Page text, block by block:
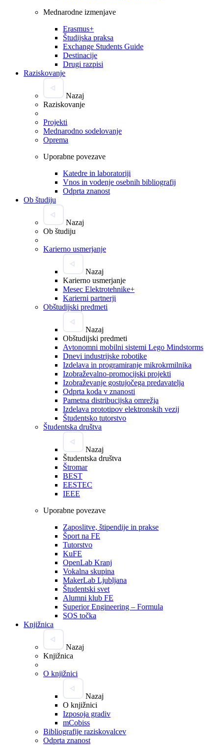
Mednarodne izmenjave
Erasmus+
Študijska praksa
Exchange Students Guide
Destinacije
Drugi razpisi
Raziskovanje
Nazaj
Raziskovanje
Projekti
Mednarodno sodelovanje
Oprema
Uporabne povezave
Katedre in laboratoriji
Vnos in vodenje osebnih bibliografij
Odprta znanost
Ob študiju
Nazaj
Ob študiju
Karierno usmerjanje
Nazaj
Karierno usmerjanje
Mesec Elektrotehnike+
Karierni partnerji
Obštudijski predmeti
Nazaj
Obštudijski predmeti
Avtonomni mobilni sistemi Lego Mindstorms
Dnevi industrijske robotike
Izdelava in programiranje mikrokrmilnika
Izobraževalno-promocijski projekti
Izobraževanje gostujočega predavatelja
Odprta koda v znanosti
Pametna distribucijska omrežja
Izdelava prototipov elektronskih vezij
Študentsko tutorstvo
Študentska društva
Nazaj
Študentska društva
Štromar
BEST
EESTEC
IEEE
Uporabne povezave
Zaposlitve, štipendije in prakse
Šport na FE
Tutorstvo
KuFE
OpenLab Kranj
Vokalna skupina
MakerLab Ljubljana
Študentski svet
Alumni klub FE
Superior Engineering – Formula
SOS točka
Knjižnica
Nazaj
Knjižnica
O knjižnici
Nazaj
O knjižnici
Izposoja gradiv
mCobiss
Bibliografije raziskovalcev
Odprta znanost